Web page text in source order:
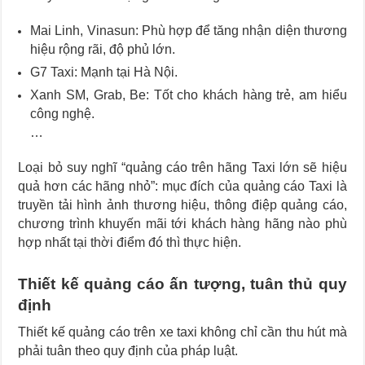
Mai Linh, Vinasun: Phù hợp để tăng nhận diện thương
hiệu rộng rãi, độ phủ lớn.
G7 Taxi: Mạnh tại Hà Nội.
Xanh SM, Grab, Be: Tốt cho khách hàng trẻ, am hiểu
công nghệ.
…
Loại bỏ suy nghĩ “quảng cáo trên hãng Taxi lớn sẽ hiệu
quả hơn các hãng nhỏ”: mục đích của quảng cáo Taxi là
truyền tải hình ảnh thương hiệu, thông điệp quảng cáo,
chương trình khuyến mãi tới khách hàng hãng nào phù
hợp nhất tại thời điểm đó thì thực hiện.
Thiết kế quảng cáo ấn tượng, tuân thủ quy
định
Thiết kế quảng cáo trên xe taxi không chỉ cần thu hút mà
phải tuân theo quy định của pháp luật.